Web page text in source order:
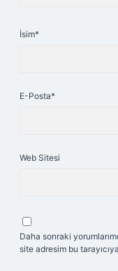
İsim*
E-Posta*
Web Sitesi
Daha sonraki
site adresim bu